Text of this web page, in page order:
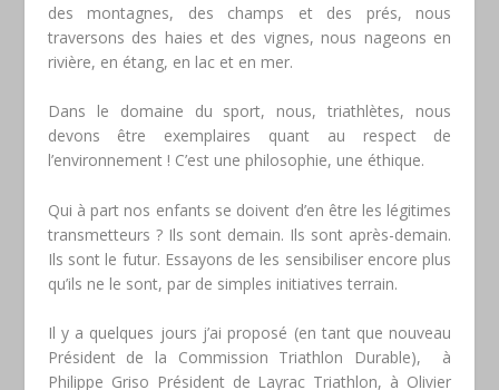
des montagnes, des champs et des prés, nous
traversons des haies et des vignes, nous nageons en
rivière, en étang, en lac et en mer.
Dans le domaine du sport, nous, triathlètes, nous
devons être exemplaires quant au respect de
l’environnement ! C’est une philosophie, une éthique.
Qui à part nos enfants se doivent d’en être les légitimes
transmetteurs ? Ils sont demain. Ils sont après-demain.
Ils sont le futur. Essayons de les sensibiliser encore plus
qu’ils ne le sont, par de simples initiatives terrain.
Il y a quelques jours j’ai proposé (en tant que nouveau
Président de la Commission Triathlon Durable), à
Philippe Griso Président de Layrac Triathlon, à Olivier